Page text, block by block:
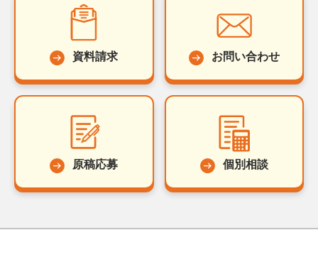
資料請求 お問い合わせ
原稿応募 個別相談